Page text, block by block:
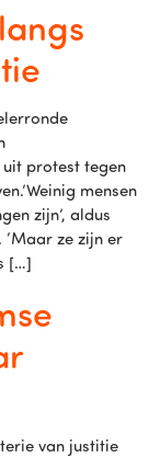
protest tegen
mensen
zijn’, aldus
ze zijn er
[…]
van justitie